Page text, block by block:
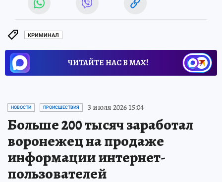
КРИМИНАЛ
ЧИТАЙТЕ НАС В МАХ!
НОВОСТИ ПРОИСШЕСТВИЯ 3 июля 2026 15:04
Больше 200 тысяч заработал
воронежец на продаже
информации интернет-
пользователей